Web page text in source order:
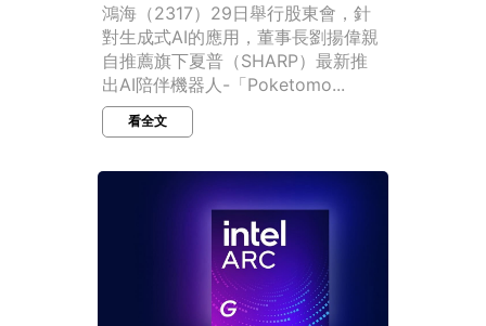
鴻海（2317）29日舉行股東會，針
對生成式AI的應用，董事長劉揚偉親
自推薦旗下夏普（SHARP）最新推
出AI陪伴機器人-「Poketomo...
看全文